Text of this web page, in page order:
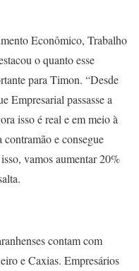
Econômico, Trabalho
o quanto esse
para Timon. “Desde
Empresarial passasse a
isso é real e em meio à
e consegue
vamos aumentar 20%
contam com
e Caxias. Empresários